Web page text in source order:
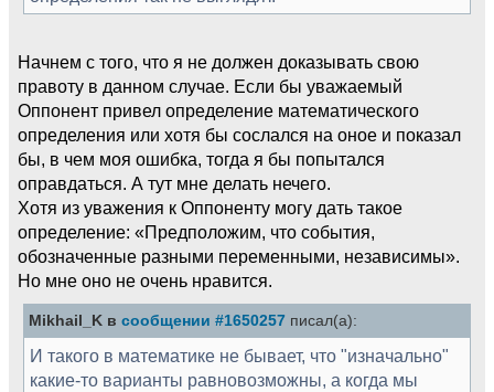
Начнем с того, что я не должен доказывать свою
правоту в данном случае. Если бы уважаемый
Оппонент привел определение математического
определения или хотя бы сослался на оное и показал
бы, в чем моя ошибка, тогда я бы попытался
оправдаться. А тут мне делать нечего.
Хотя из уважения к Оппоненту могу дать такое
определение: «Предположим, что события,
обозначенные разными переменными, независимы».
Но мне оно не очень нравится.
Mikhail_K в сообщении #1650257 писал(а):
И такого в математике не бывает, что "изначально"
какие-то варианты равновозможны, а когда мы